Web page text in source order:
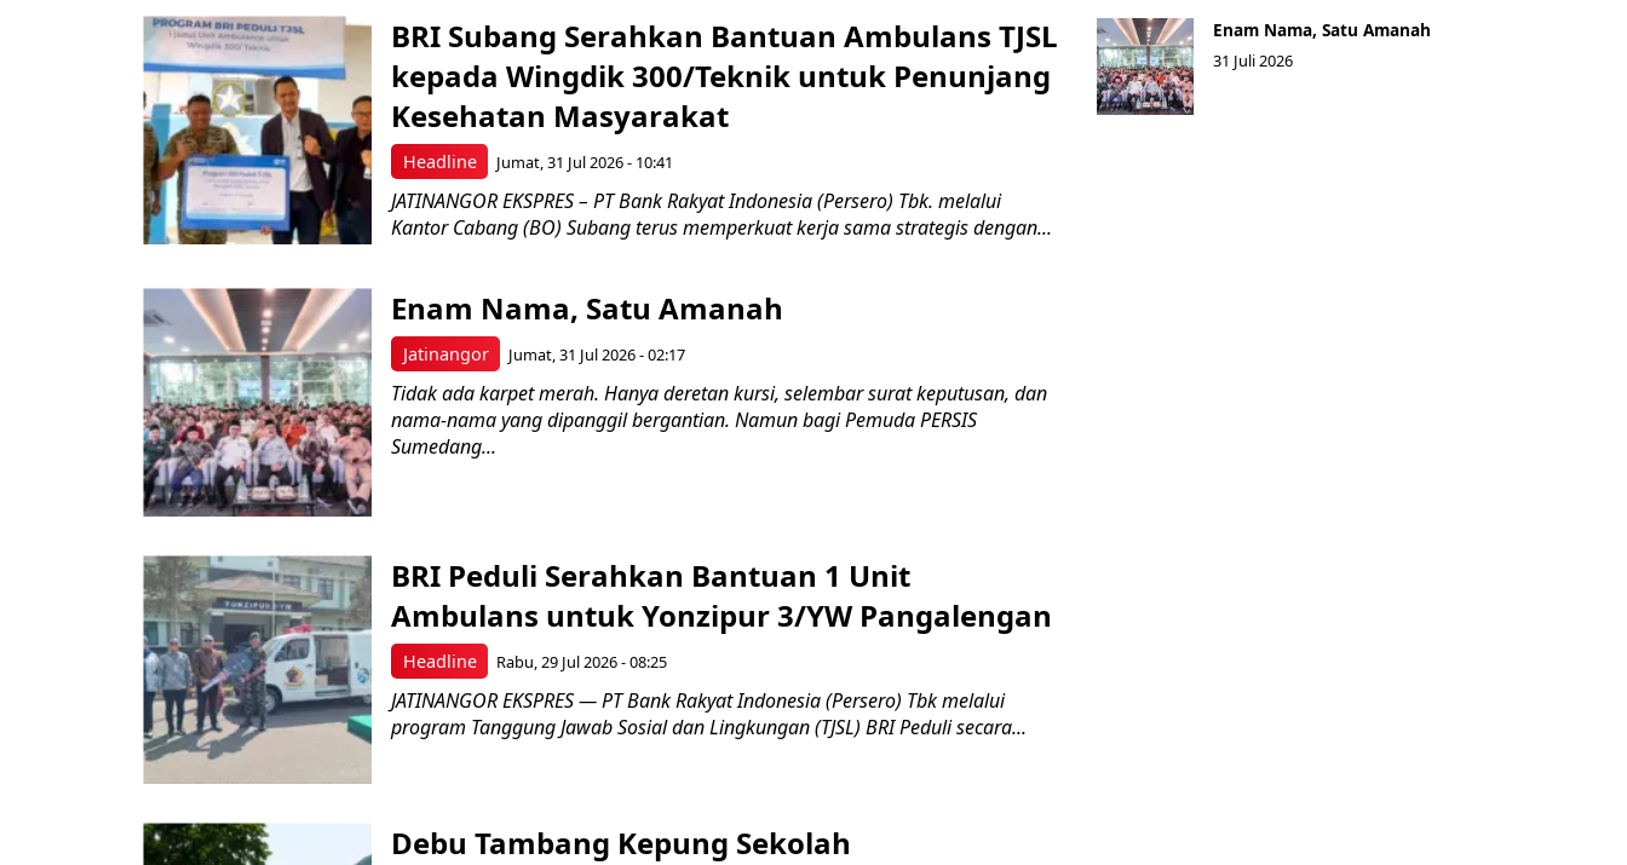
Headline
BRI Subang Serahkan Bantuan Ambulans TJSL
kepada Wingdik 300/Teknik untuk Penunjang
Kesehatan Masyarakat ​
Jumat, 31 Jul 2026 - 10:41
JATINANGOR EKSPRES – PT Bank Rakyat Indonesia (Persero) Tbk. melalui
Kantor Cabang (BO) Subang terus memperkuat kerja sama strategis dengan...
Jatinangor
Enam Nama, Satu Amanah
Jumat, 31 Jul 2026 - 02:17
Tidak ada karpet merah. Hanya deretan kursi, selembar surat keputusan, dan
nama-nama yang dipanggil bergantian. Namun bagi Pemuda PERSIS
Sumedang...
Headline
BRI Peduli Serahkan Bantuan 1 Unit
Ambulans untuk Yonzipur 3/YW Pangalengan
Rabu, 29 Jul 2026 - 08:25
JATINANGOR EKSPRES — PT Bank Rakyat Indonesia (Persero) Tbk melalui
program Tanggung Jawab Sosial dan Lingkungan (TJSL) BRI Peduli secara...
Debu Tambang Kepung Sekolah
Enam Nama, Satu Amanah
31 Juli 2026